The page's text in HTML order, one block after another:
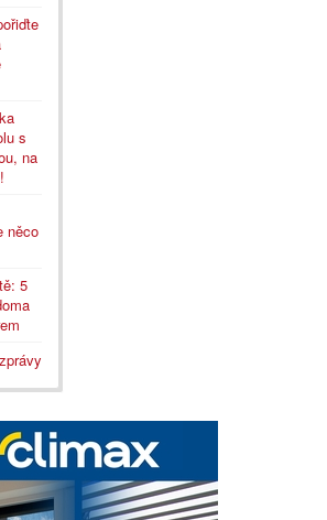
s
na
něco
5